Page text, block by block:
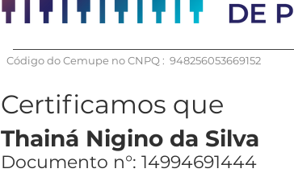
Código do Cemupe no CNPQ : 948256053669152
Certificamos que
Thainá Nigino da Silva
Documento n°: 14994691444